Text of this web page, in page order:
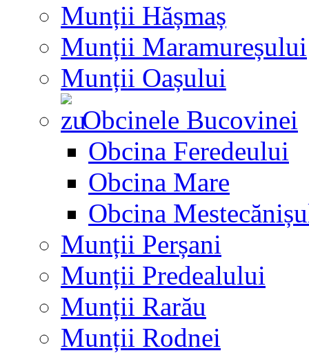
Munții Hășmaș
Munții Maramureșului
Munții Oașului
Obcinele Bucovinei
Obcina Feredeului
Obcina Mare
Obcina
Munții Perșani
Munții Predealului
Munții Rarău
Munții Rodnei